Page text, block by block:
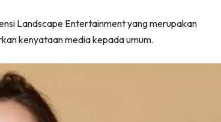
Landscape Entertainment yang merupakan
kenyataan media kepada umum.